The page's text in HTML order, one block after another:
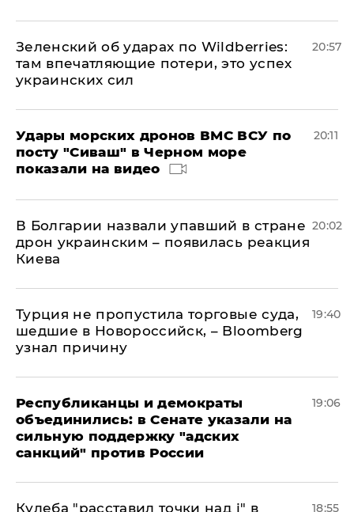
Зеленский об ударах по Wildberries:
там впечатляющие потери, это успех
украинских сил
20:57
Удары морских дронов ВМС ВСУ по
посту "Сиваш" в Черном море
показали на видео
20:11
В Болгарии назвали упавший в стране
дрон украинским – появилась реакция
Киева
20:02
Турция не пропустила торговые суда,
шедшие в Новороссийск, – Bloomberg
узнал причину
19:40
Республиканцы и демократы
объединились: в Сенате указали на
сильную поддержку "адских
санкций" против России
19:06
Кулеба "расставил точки над і" в 18:55